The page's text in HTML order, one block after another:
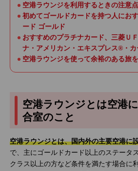
空港ラウンジを利用するときの注意点
初めてゴールドカードを持つ人にお
ード ゴールド
おすすめのプラチナカード、三菱Ｕ
ナ・アメリカン・エキスプレス®・カ
空港ラウンジを使って余裕のある旅
空港ラウンジとは空港
合室のこと
空港ラウンジとは、国内外の主要空港に
で、主にゴールドカード以上のステータ
クラス以上の方など条件を満たす場合に